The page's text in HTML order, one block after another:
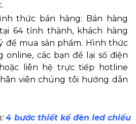
thức bán hàng: Bán hàng
64 tỉnh thành, khách hàng
để mua sản phẩm. Hình thức
online, các bạn để lại số điện
liên hệ trực tiếp hotline
viên chúng tôi hướng dẫn
4 bước thiết kế đèn led chiếu